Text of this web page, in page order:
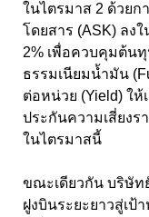
ในไตรมาส 2 ด้วย
โดยสาร (ASK) ลง
2% เพื่อควบคุมต้น
ธรรมเนียมน้ำมัน
ต่อหน่วย (Yield) ให้
ประกันความเสี่ยงร
ในไตรมาสนี้
ขณะเดียวกัน บริษัท
ฝูงบินระยะยาวสู่เป้